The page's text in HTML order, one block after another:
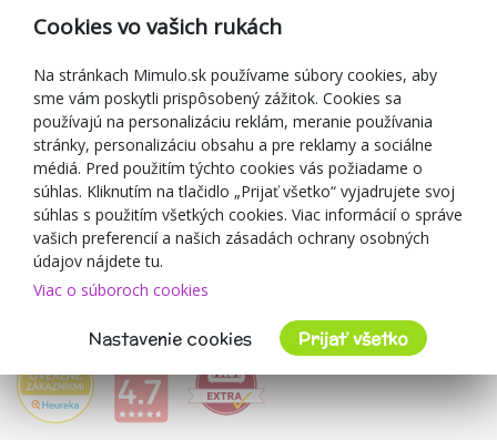
Reklamácia
Darčekové poukážky
Zľavové kupóny
Blog
O predajcovi
Mimulo.sk
Obchodné podmienky
Ochrana osobných údajov GDPR
Kontakty
Spolupracujeme
Cookies vo vašich rukách
Na stránkach Mimulo.sk používame súbory cookies, aby
sme vám poskytli prispôsobený zážitok. Cookies sa
používajú na personalizáciu reklám, meranie používania
stránky, personalizáciu obsahu a pre reklamy a sociálne
médiá. Pred použitím týchto cookies vás požiadame o
súhlas. Kliknutím na tlačidlo „Prijať všetko“ vyjadrujete svoj
súhlas s použitím všetkých cookies. Viac informácií o správe
vašich preferencií a našich zásadách ochrany osobných
údajov nájdete tu.
Viac o súboroch cookies
Nastavenie cookies Prijať všetko